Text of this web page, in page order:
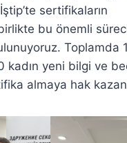
sertifikaların
birlikte bu önemli
Toplamda
kadın yeni bilgi ve
almaya hak